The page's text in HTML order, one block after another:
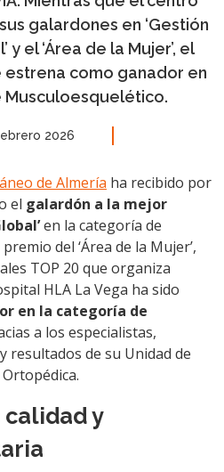
galardones en ‘Gestión
y el ‘Área de la Mujer’, el
estrena como ganador en
2026
de Almería ha recibido por
el galardón a la mejor
en la categoría de
del ‘Área de la Mujer’,
TOP 20 que organiza
HLA La Vega ha sido
en la categoría de
a los especialistas,
resultados de su Unidad de
y